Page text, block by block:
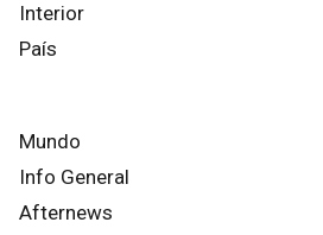
Interior
País
Mundo
Info General
Afternews